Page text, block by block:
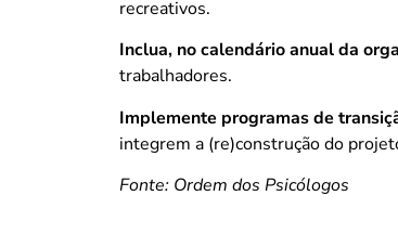
recreativos.
Inclua, no calendário anual da
trabalhadores.
Implemente programas de
integrem a (re)construção do
Fonte: Ordem dos Psicólogos